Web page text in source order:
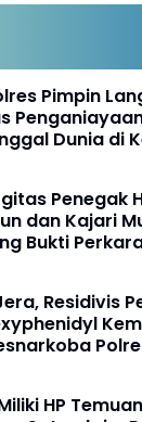
Pimpin
Dunia di
Penegak
dan Kajari
Bukti
Residivis
HP